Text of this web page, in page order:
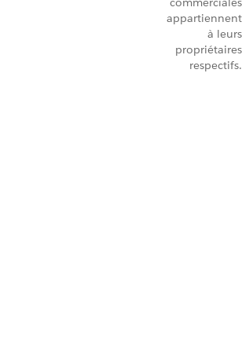
appartiennent
à leurs
propriétaires
respectifs.